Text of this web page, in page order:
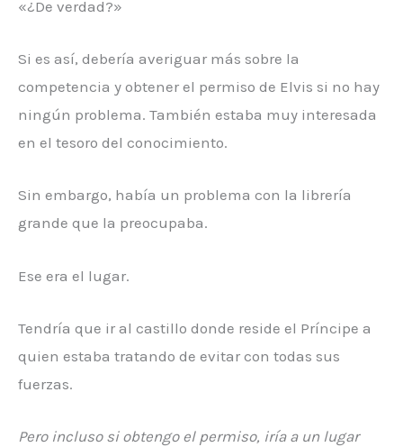
«¿De verdad?»
Si es así, debería averiguar más sobre la
competencia y obtener el permiso de Elvis si no hay
ningún problema. También estaba muy interesada
en el tesoro del conocimiento.
Sin embargo, había un problema con la librería
grande que la preocupaba.
Ese era el lugar.
Tendría que ir al castillo donde reside el Príncipe a
quien estaba tratando de evitar con todas sus
fuerzas.
Pero incluso si obtengo el permiso, iría a un lugar